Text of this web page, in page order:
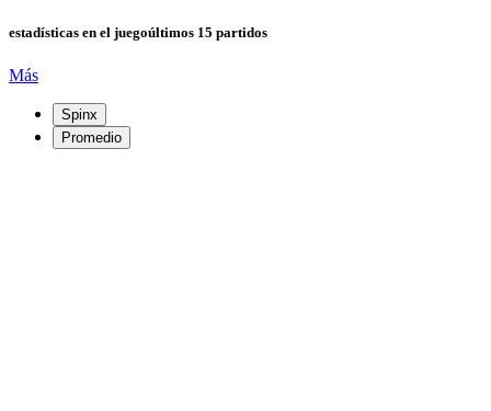
estadísticas en el juegoúltimos 15 partidos
Más
Spinx
Promedio